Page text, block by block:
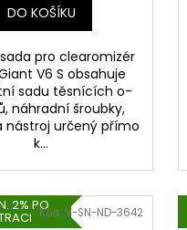
DO KOŠÍKU
pro clearomizér
V6 S obsahuje
sadu těsnících o-
náhradní šroubky,
nástroj určený přímo
k...
2% POKód:V-SN-ND-3642